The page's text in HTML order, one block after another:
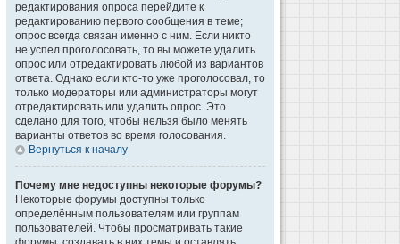
редактирования опроса перейдите к
редактированию первого сообщения в теме;
опрос всегда связан именно с ним. Если никто
не успел проголосовать, то вы можете удалить
опрос или отредактировать любой из вариантов
ответа. Однако если кто-то уже проголосовал, то
только модераторы или администраторы могут
отредактировать или удалить опрос. Это
сделано для того, чтобы нельзя было менять
варианты ответов во время голосования.
Вернуться к началу
Почему мне недоступны некоторые форумы?
Некоторые форумы доступны только
определённым пользователям или группам
пользователей. Чтобы просматривать такие